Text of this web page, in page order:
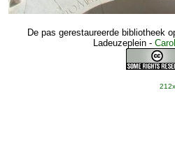
De pas gerestaureerde bibliotheek
Ladeuzeplein-